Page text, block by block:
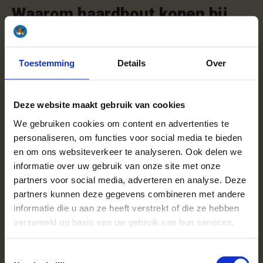
Toestemming Details Over
Deze website maakt gebruik van cookies
We gebruiken cookies om content en advertenties te
personaliseren, om functies voor social media te bieden
en om ons websiteverkeer te analyseren. Ook delen we
informatie over uw gebruik van onze site met onze
partners voor social media, adverteren en analyse. Deze
partners kunnen deze gegevens combineren met andere
informatie die u aan ze heeft verstrekt of die ze hebben
verzameld op basis van uw gebruik van hun services.
Waarom haardhout kopen bij
Haardhoutcompany?
voor jouw houtkachel of openhaard. Wij dragen het FSC-
keurmerk, wat betekent dat wij garanderen dat ons hout
gratis en droog bij je thuis in De Rijp. En we staan altijd klaar
om je te adviseren over het juiste type hout voor jouw kachel
of haard.
Onze klanten zijn erg positief over ons en daar zijn we trots
op!
"Super goed gedroogd hout keurig op maat."
- Review viaFeedbackcompany